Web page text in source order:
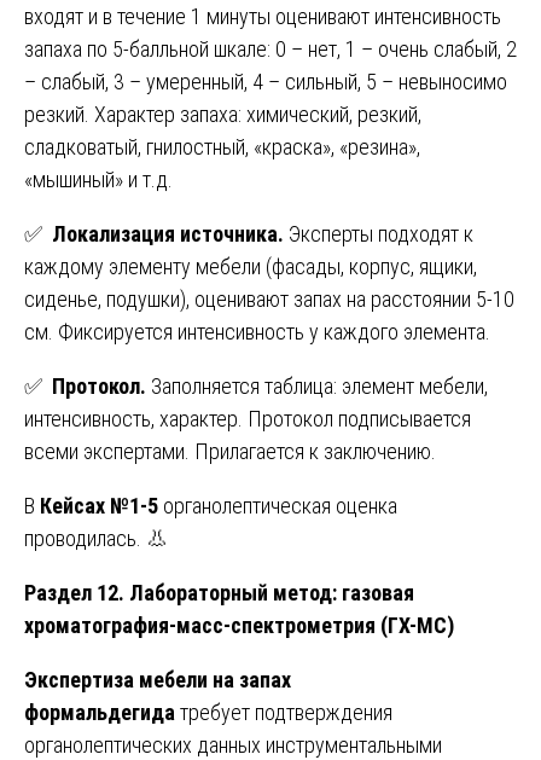
входят и в течение 1 минуты оценивают интенсивность
запаха по 5-балльной шкале: 0 – нет, 1 – очень слабый, 2
– слабый, 3 – умеренный, 4 – сильный, 5 – невыносимо
резкий. Характер запаха: химический, резкий,
сладковатый, гнилостный, «краска», «резина»,
«мышиный» и т.д.
✅ Локализация источника. Эксперты подходят к
каждому элементу мебели (фасады, корпус, ящики,
сиденье, подушки), оценивают запах на расстоянии 5-10
см. Фиксируется интенсивность у каждого элемента.
✅ Протокол. Заполняется таблица: элемент мебели,
интенсивность, характер. Протокол подписывается
всеми экспертами. Прилагается к заключению.
В Кейсах №1-5 органолептическая оценка
проводилась. 👃
Раздел 12. Лабораторный метод: газовая
хроматография-масс-спектрометрия (ГХ-МС)
Экспертиза мебели на запах
формальдегидатребует подтверждения
органолептических данных инструментальными